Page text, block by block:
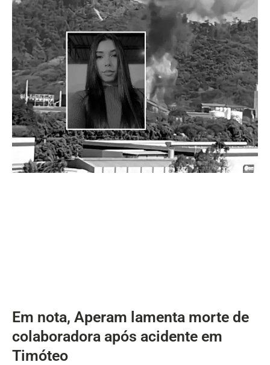
Em nota, Aperam lamenta morte de
colaboradora após acidente em
Timóteo